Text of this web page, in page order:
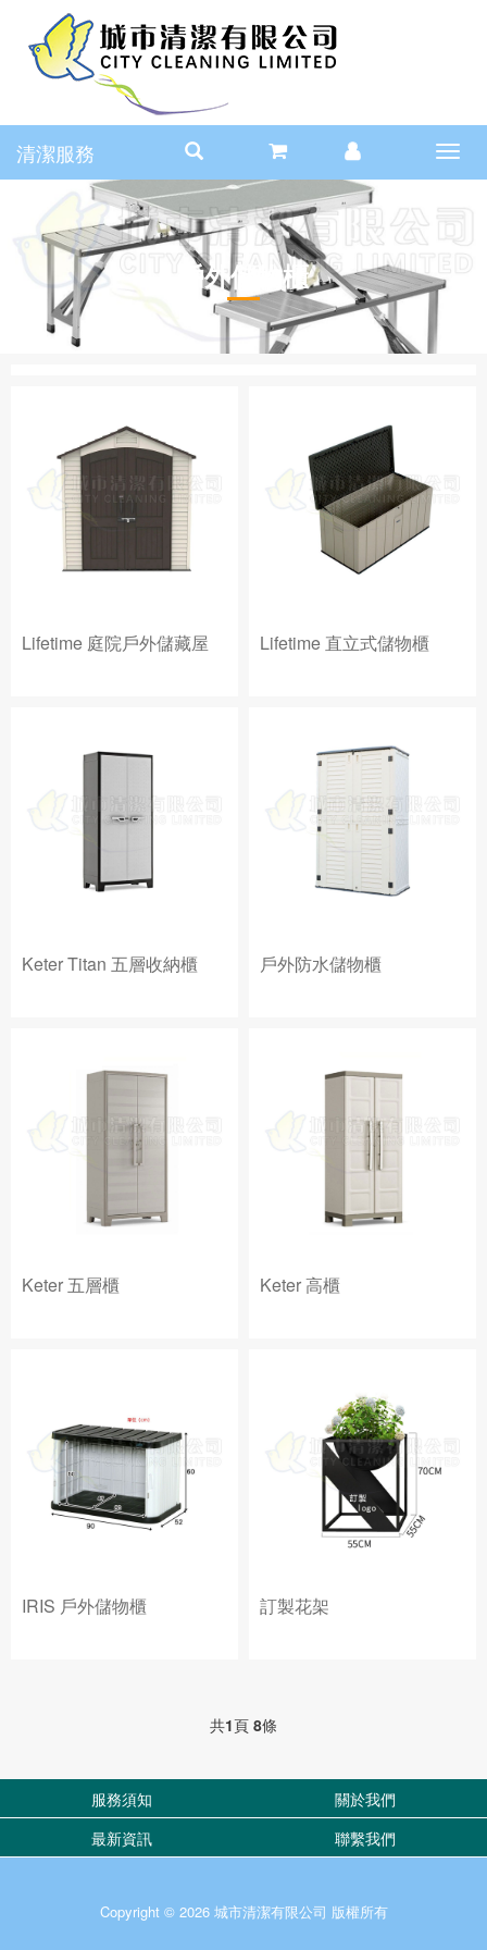
清潔服務
戶外儲物櫃
Lifetime 庭院戶外儲藏屋 Lifetime 直立式儲物櫃
Keter Titan 五層收納櫃 戶外防水儲物櫃
Keter 五層櫃 Keter 高櫃
IRIS 戶外儲物櫃 訂製花架
共1頁 8條
服務須知
關於我們
最新資訊
聯繫我們
Copyright © 2026 城市清潔有限公司 版權所有